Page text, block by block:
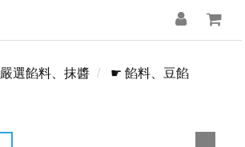
嚴選餡料、抹醬 ☛ 餡料、豆餡